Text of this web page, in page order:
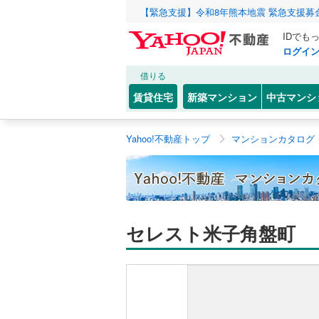
【緊急支援】令和8年熊本地震 緊急支援
IDでも
ログイン
借りる
賃貸住宅 新築マンション 中古マンシ
Yahoo!不動産トップ マンションカタログ
セレスト米子角盤町